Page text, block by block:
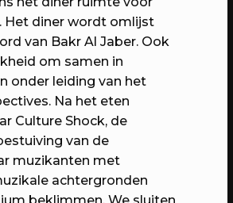
Vier je mee?
verrassingen met het
Het diner wordt omlijst
van Bakr Al Jaber. Ook
om samen in
onder leiding van het
Na het eten
Culture Shock, de
van de
muzikanten met
achtergronden